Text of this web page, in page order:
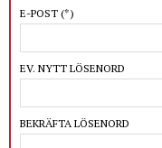
E-POST (*)
EV. NYTT LÖSENORD
BEKRÄFTA LÖSENORD